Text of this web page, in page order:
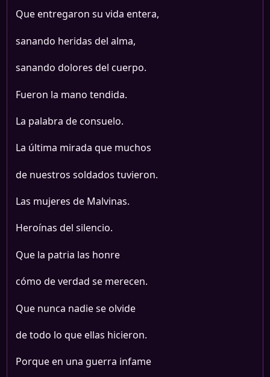
Que entregaron su vida entera,
sanando heridas del alma,
sanando dolores del cuerpo.
Fueron la mano tendida.
La palabra de consuelo.
La última mirada que muchos
de nuestros soldados tuvieron.
Las mujeres de Malvinas.
Heroínas del silencio.
Que la patria las honre
cómo de verdad se merecen.
Que nunca nadie se olvide
de todo lo que ellas hicieron.
Porque en una guerra infame